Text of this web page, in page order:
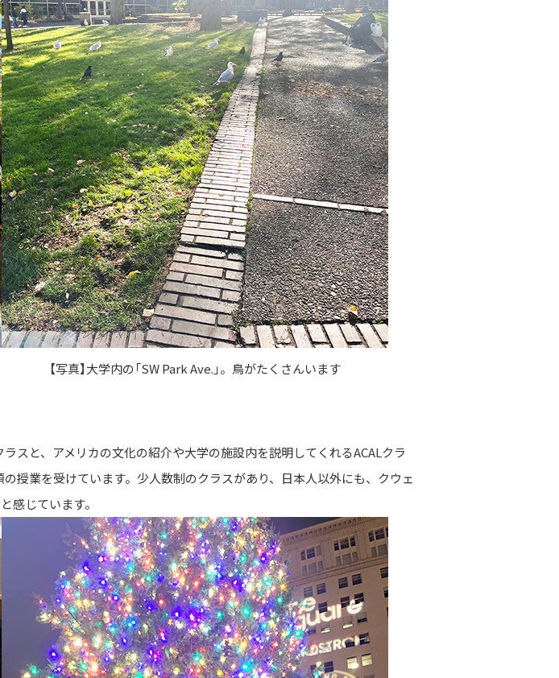
【写真】大学内の「SW Park Ave.」。鳥がたくさんいます
と、アメリカの文化の紹介や大学の施設内を説明してくれるACALクラ
業を受けています。少人数制のクラスがあり、日本人以外にも、クウェ
感じています。